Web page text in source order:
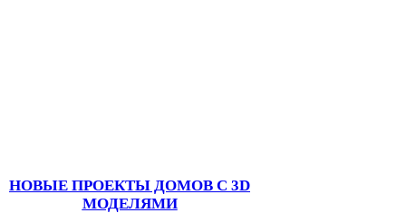
НОВЫЕ ПРОЕКТЫ ДОМОВ С 3D
МОДЕЛЯМИ